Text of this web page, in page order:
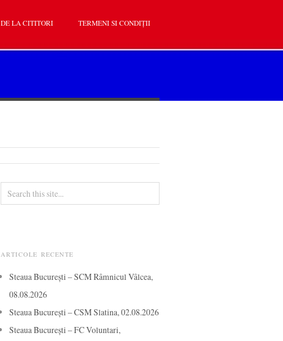
DE LA CITITORI TERMENI SI CONDIȚII
ARTICOLE RECENTE
Steaua București – SCM Râmnicul Vâlcea,
08.08.2026
Steaua București – CSM Slatina, 02.08.2026
Steaua București – FC Voluntari,